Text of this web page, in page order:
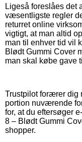
Ligeså foreslåes det
væsentligste regler
returret online
vigtigt, at man altid
man til enhver tid vil
Blødt Gummi Cover
man skal købe gave
Trustpilot forærer
portion nuværende
for, at du eftersøger
8 – Blødt Gummi
shopper.